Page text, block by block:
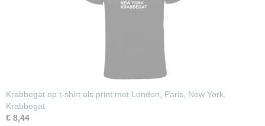
Krabbegat op t-shirt als print met London, Paris, New York,
Krabbegat
€ 8,44